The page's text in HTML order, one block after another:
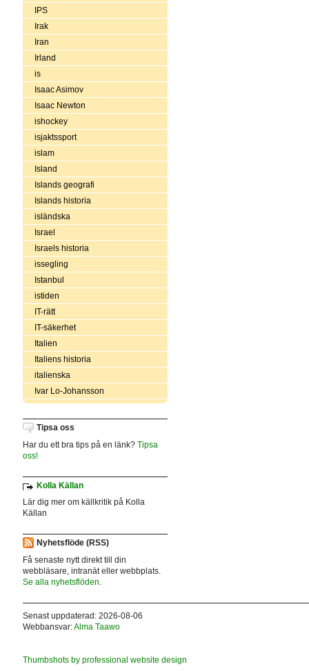
IPS
Irak
Iran
Irland
is
Isaac Asimov
Isaac Newton
ishockey
isjaktssport
islam
Island
Islands geografi
Islands historia
isländska
Israel
Israels historia
issegling
Istanbul
istiden
IT-rätt
IT-säkerhet
Italien
Italiens historia
italienska
Ivar Lo-Johansson
Tipsa oss
Har du ett bra tips på en länk? Tipsa
oss!
Kolla Källan
Lär dig mer om källkritik på Kolla
Källan
Nyhetsflöde (RSS)
Få senaste nytt direkt till din
webbläsare, intranät eller webbplats.
Se alla nyhetsflöden.
Senast uppdaterad: 2026-08-06
Webbansvar:Alma Taawo
Thumbshots by professional website design